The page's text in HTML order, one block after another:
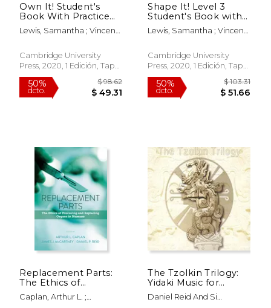
12% 50%
Own It! Student's
Book With Practice
Extra. Level 3 (New
Lower Secondary
Lewis, Samantha ; Vincent,
Cambridge University
Press, 2020, 1 Edición, Tapa
Blanda, Nuevo
Shape It! Level 3
Student's Book with
Practice Extra (en
Inglés)
Lewis, Samantha ; Vincent,
Cambridge University
Press, 2020, 1 Edición, Tapa
Blanda, Nuevo
Replacement Parts:
The Ethics of
Procuring and
Replacing Organs in
Caplan, Arthur L. ;
The Tzolkin Trilogy:
Yidaki Music for
Sound Therapy (en
Inglés)
Daniel Reid And Si